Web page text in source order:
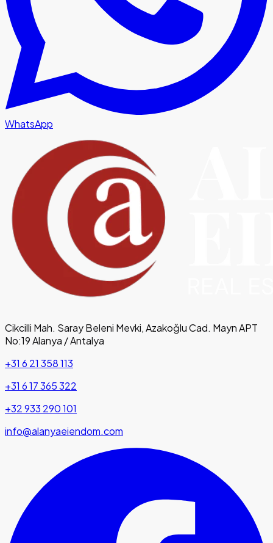
WhatsApp
Cikcilli Mah. Saray Beleni Mevki, Azakoğlu Cad. Mayn APT
No:19 Alanya / Antalya
+31 6 21 358 113
+31 6 17 365 322
+32 933 290 101
info@alanyaeiendom.com